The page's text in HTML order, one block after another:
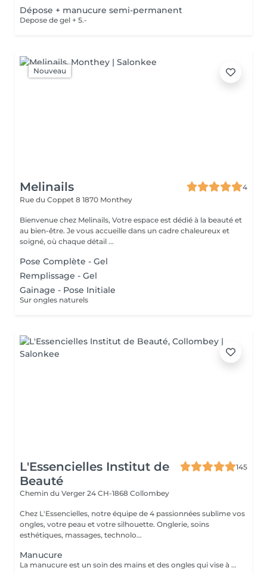
Dépose + manucure semi-permanent
Depose de gel + 5.-
Nouveau
Melinails
4
Rue du Coppet 8 1870 Monthey
Bienvenue chez Melinails, Votre espace est dédié à la beauté et
au bien-être. Je vous accueille dans un cadre chaleureux et
soigné, où chaque détail ...
Pose Complète - Gel
Remplissage - Gel
Gainage - Pose Initiale
Sur ongles naturels
L'Essencielles Institut de
Beauté
145
Chemin du Verger 24 CH-1868 Collombey
Chez L'Essencielles, notre équipe de 4 passionnées sublime vos
ongles, votre peau et votre silhouette. Onglerie, soins
esthétiques, massages, technolo...
Manucure
La manucure est un soin des mains et des ongles qui vise à embellir, protéger et maintenir la santé des ongles. Elle consiste en plusieurs étapes, incluant le nettoyage des mains, le limage et la mise en forme des ongles, ainsi que l'hydratation des cuticules et des paumes. Les manucures peuvent également inclure l'application de vernis à ongles ou de semi permanent, qui ajoute une touche de couleur et de style. En plus d'être un moment de détente et de plaisir, la manucure est aussi un moyen de prendre soin de soi et d'affirmer son style personnel.